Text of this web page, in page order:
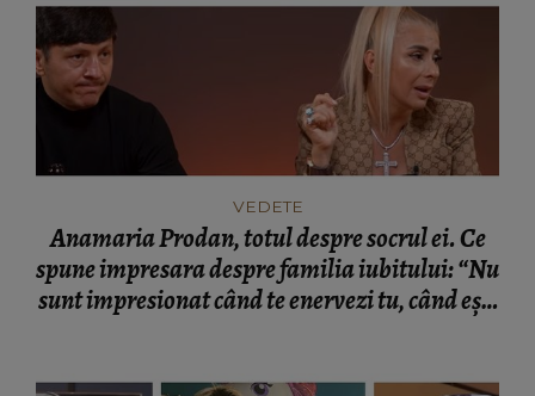
VEDETE
Anamaria Prodan, totul despre socrul ei. Ce
spune impresara despre familia iubitului: “Nu
sunt impresionat când te enervezi tu, când ești